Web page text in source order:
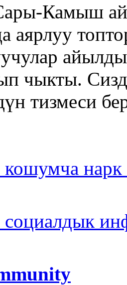
Камыш
аярлуу
чыкты.
тизмеси